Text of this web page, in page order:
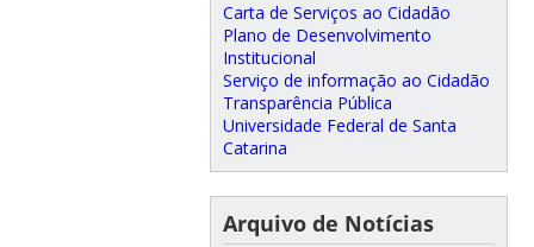
Carta de Serviços ao Cidadão
Plano de Desenvolvimento
Institucional
Serviço de informação ao Cidadão
Transparência Pública
Universidade Federal de Santa
Catarina
Arquivo de Notícias